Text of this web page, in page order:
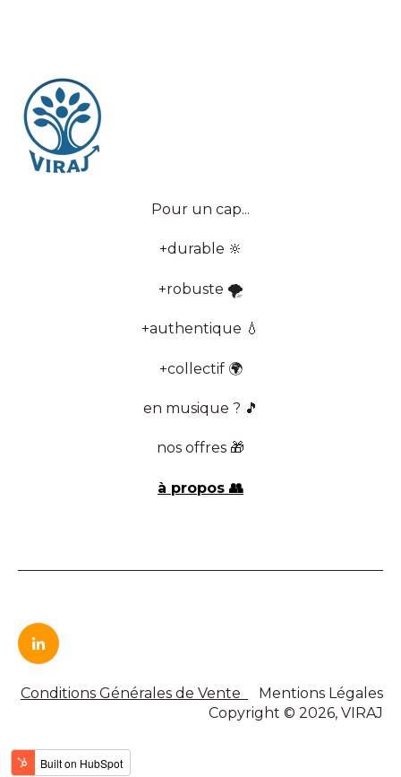
Pour un cap...
+durable 🔆
+robuste 🌪
+authentique 💧
+collectif 🌍
en musique ? 🎵
nos offres 🎁
à propos 👥
Conditions Générales de Vente
Mentions Légales
Copyright © 2026, VIRAJ